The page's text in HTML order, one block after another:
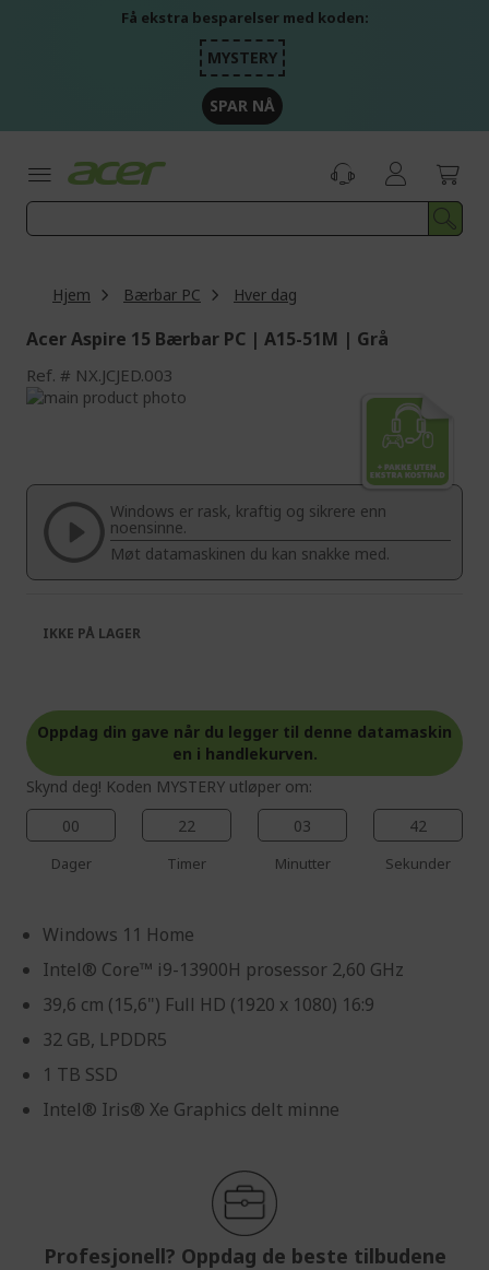
Få ekstra besparelser med koden:
MYSTERY
SPAR NÅ
Hjem Bærbar PC Hver dag
Acer Aspire 15 Bærbar PC | A15-51M | Grå
Ref. NX.JCJED.003
Skip
of
images
gallery
beginning
the
images
gallery
Windows er rask, kraftig og sikrere enn
noensinne.
Møt datamaskinen du kan snakke med.
Oppdag din gave når du legger til denne datamaskin
en i handlekurven.
Skynd deg! Koden MYSTERY utløper om:
00
Dager
22
Timer
03
Minutter
42
Sekunder
Windows 11 Home
Intel® Core™ i9-13900H prosessor 2,60 GHz
39,6 cm (15,6") Full HD (1920 x 1080) 16:9
32 GB, LPDDR5
1 TB SSD
Intel® Iris® Xe Graphics delt minne
Profesjonell? Oppdag de beste tilbudene
IKKE PÅ LAGER